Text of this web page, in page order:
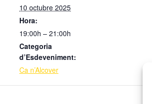
10 octubre 2025
Hora:
19:00h – 21:00h
Categoria
d’Esdeveniment:
Ca n’Alcover